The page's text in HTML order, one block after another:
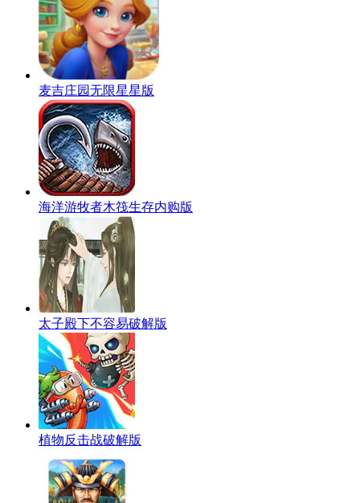
麦吉庄园无限星星版
海洋游牧者木筏生存内购版
太子殿下不容易破解版
植物反击战破解版